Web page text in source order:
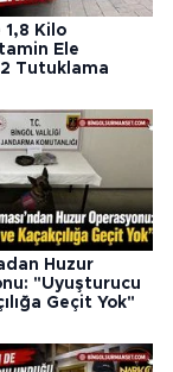
1,8 Kilo
Ele
Tutuklama
Huzur
"Uyuşturucu
Geçit Yok"